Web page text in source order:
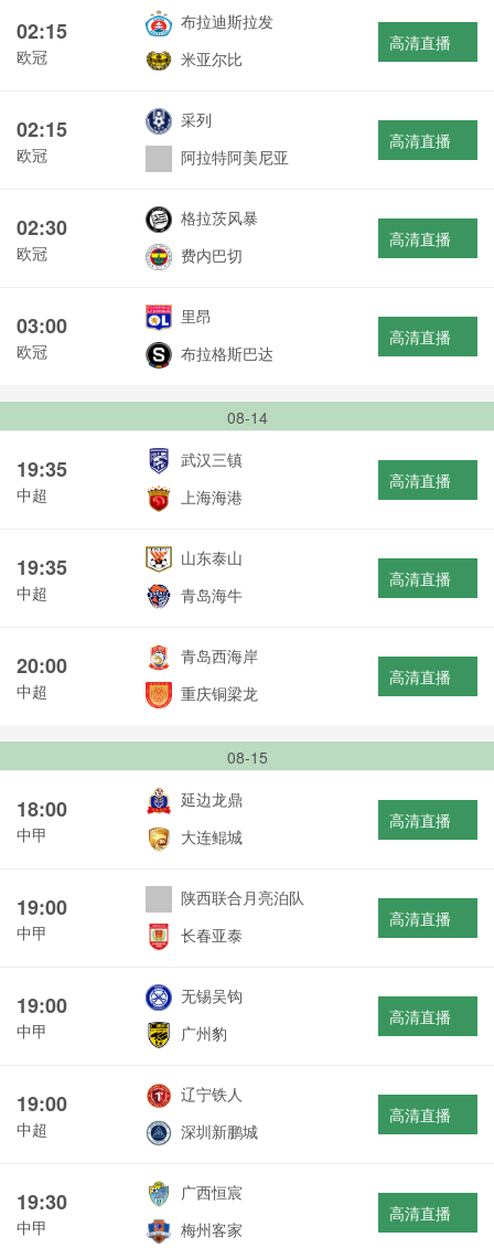
02:15
欧冠
布拉迪斯拉发
米亚尔比
高清直播
02:15
欧冠
采列
阿拉特阿美尼亚
高清直播
02:30
欧冠
格拉茨风暴
费内巴切
高清直播
03:00
欧冠
里昂
布拉格斯巴达
高清直播
08-14
19:35
中超
武汉三镇
上海海港
高清直播
19:35
中超
山东泰山
青岛海牛
高清直播
20:00
中超
青岛西海岸
重庆铜梁龙
高清直播
08-15
18:00
中甲
延边龙鼎
大连鲲城
高清直播
19:00
中甲
陕西联合月亮泊队
长春亚泰
高清直播
19:00
中甲
无锡吴钩
广州豹
高清直播
19:00
中超
辽宁铁人
深圳新鹏城
高清直播
19:30
中甲
广西恒宸
梅州客家
高清直播